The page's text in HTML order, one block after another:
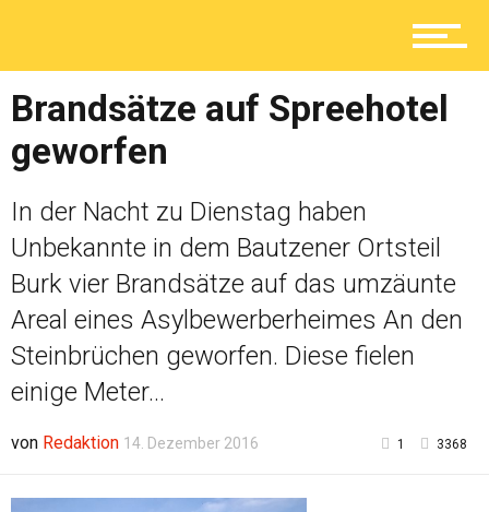
Kolumne
Brandsätze auf Spreehotel
geworfen
In der Nacht zu Dienstag haben
Unbekannte in dem Bautzener Ortsteil
Burk vier Brandsätze auf das umzäunte
Areal eines Asylbewerberheimes An den
Steinbrüchen geworfen. Diese fielen
einige Meter...
von Redaktion 14. Dezember 2016 1 3368